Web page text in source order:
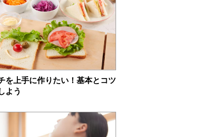
を上手に作りたい！基本とコツ
よう